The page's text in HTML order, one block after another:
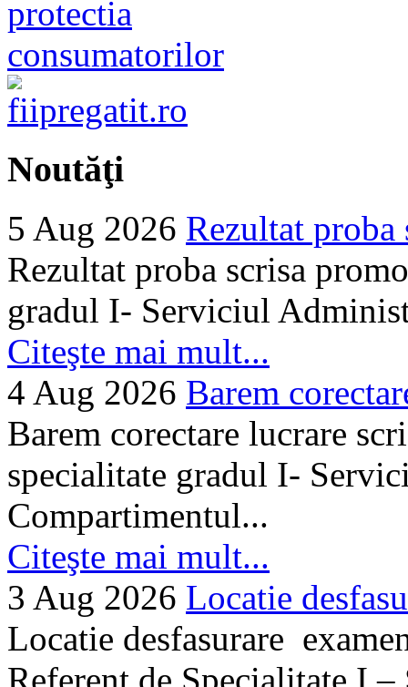
Noutăţi
5 Aug 2026 Rezultat proba
Rezultat proba scrisa
gradul I- Serviciul
Citeşte mai mult...
4 Aug 2026 Barem
Barem corectare lucrare
specialitate gradul I-
Compartimentul...
Citeşte mai mult...
3 Aug 2026 Locatie
Locatie desfasurare
Referent de Specialitate I